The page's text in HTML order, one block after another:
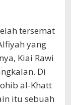
tersemat
yang
Kiai Rawi
Di
al-Khatt
itu sebuah